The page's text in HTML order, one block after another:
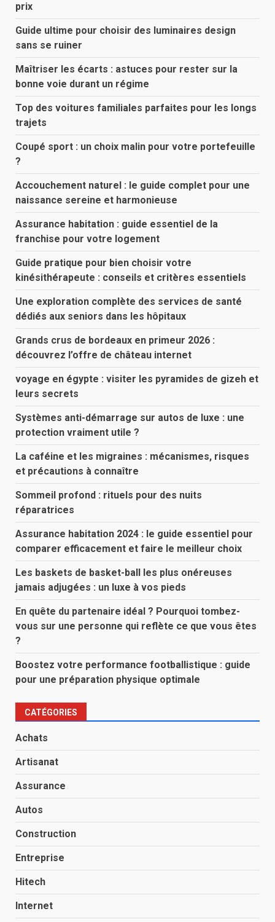
prix
Guide ultime pour choisir des luminaires design
sans se ruiner
Maîtriser les écarts : astuces pour rester sur la
bonne voie durant un régime
Top des voitures familiales parfaites pour les longs
trajets
Coupé sport : un choix malin pour votre portefeuille
?
Accouchement naturel : le guide complet pour une
naissance sereine et harmonieuse
Assurance habitation : guide essentiel de la
franchise pour votre logement
Guide pratique pour bien choisir votre
kinésithérapeute : conseils et critères essentiels
Une exploration complète des services de santé
dédiés aux seniors dans les hôpitaux
Grands crus de bordeaux en primeur 2026 :
découvrez l’offre de château internet
voyage en égypte : visiter les pyramides de gizeh et
leurs secrets
Systèmes anti-démarrage sur autos de luxe : une
protection vraiment utile ?
La caféine et les migraines : mécanismes, risques
et précautions à connaître
Sommeil profond : rituels pour des nuits
réparatrices
Assurance habitation 2024 : le guide essentiel pour
comparer efficacement et faire le meilleur choix
Les baskets de basket-ball les plus onéreuses
jamais adjugées : un luxe à vos pieds
En quête du partenaire idéal ? Pourquoi tombez-
vous sur une personne qui reflète ce que vous êtes
?
Boostez votre performance footballistique : guide
pour une préparation physique optimale
CATÉGORIES
Achats
Artisanat
Assurance
Autos
Construction
Entreprise
Hitech
Internet